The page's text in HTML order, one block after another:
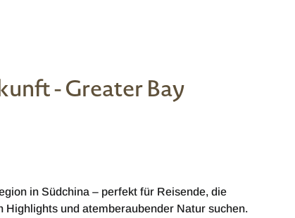
- Greater Bay
in Südchina – perfekt für Reisende, die
und atemberaubender Natur suchen.